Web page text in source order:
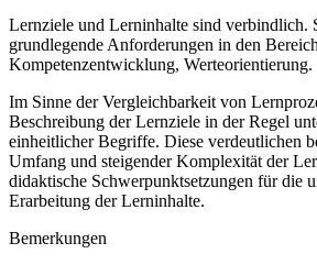
Lernziele und Lerninhalte sind verbindlich.
grundlegende Anforderungen in den
Kompetenzentwicklung, Werteorientierung.
Im Sinne der Vergleichbarkeit von
Beschreibung der Lernziele in der Regel
einheitlicher Begriffe. Diese verdeutlichen
Umfang und steigender Komplexität der
didaktische Schwerpunktsetzungen für die
Erarbeitung der Lerninhalte.
Bemerkungen